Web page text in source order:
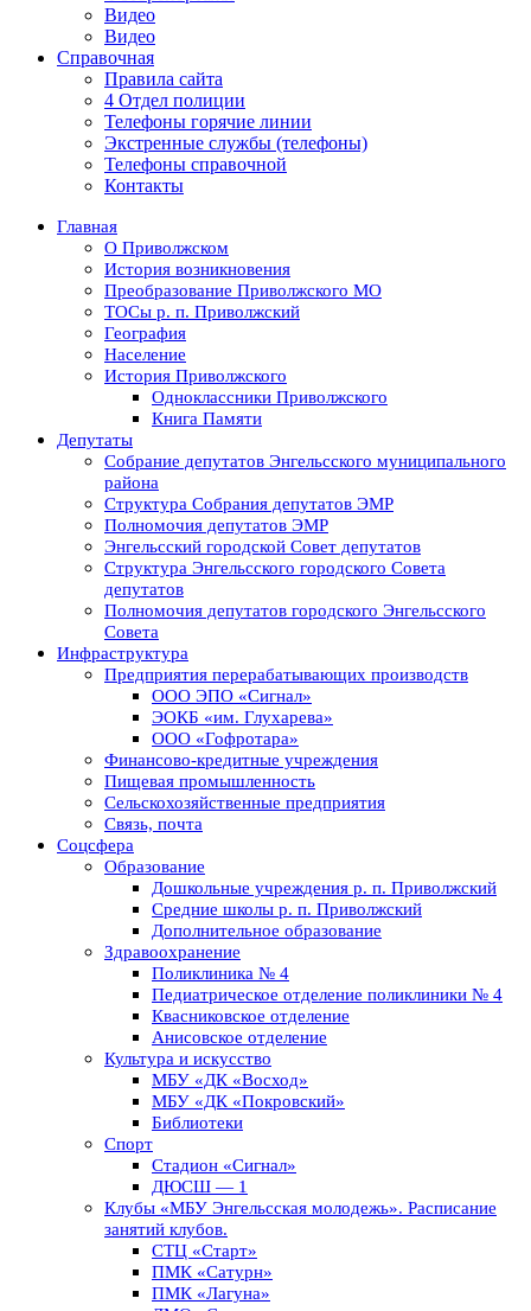
Видео
Видео
Справочная
Правила сайта
4 Отдел полиции
Телефоны горячие линии
Экстренные службы (телефоны)
Телефоны справочной
Контакты
Главная
О Приволжском
История возникновения
Преобразование Приволжского МО
ТОСы р. п. Приволжский
География
Население
История Приволжского
Одноклассники Приволжского
Книга Памяти
Депутаты
Собрание депутатов Энгельсского муниципального
района
Структура Собрания депутатов ЭМР
Полномочия депутатов ЭМР
Энгельсский городской Совет депутатов
Структура Энгельсского городского Совета
депутатов
Полномочия депутатов городского Энгельсского
Совета
Инфраструктура
Предприятия перерабатывающих производств
ООО ЭПО «Сигнал»
ЭОКБ «им. Глухарева»
ООО «Гофротара»
Финансово-кредитные учреждения
Пищевая промышленность
Сельскохозяйственные предприятия
Связь, почта
Соцсфера
Образование
Дошкольные учреждения р. п. Приволжский
Средние школы р. п. Приволжский
Дополнительное образование
Здравоохранение
Поликлиника № 4
Педиатрическое отделение поликлиники № 4
Квасниковское отделение
Анисовское отделение
Культура и искусство
МБУ «ДК «Восход»
МБУ «ДК «Покровский»
Библиотеки
Спорт
Стадион «Сигнал»
ДЮСШ — 1
Клубы «МБУ Энгельсская молодежь». Расписание
занятий клубов.
СТЦ «Старт»
ПМК «Сатурн»
ПМК «Лагуна»